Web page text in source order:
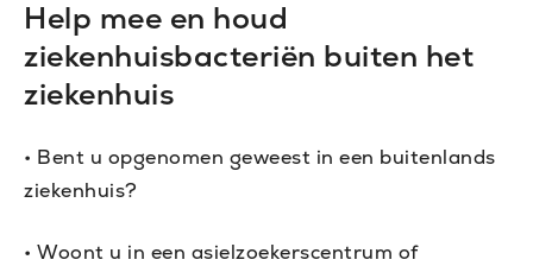
Help mee en houd
ziekenhuisbacteriën buiten het
ziekenhuis
• Bent u opgenomen geweest in een buitenlands
ziekenhuis?
• Woont u in een asielzoekerscentrum of